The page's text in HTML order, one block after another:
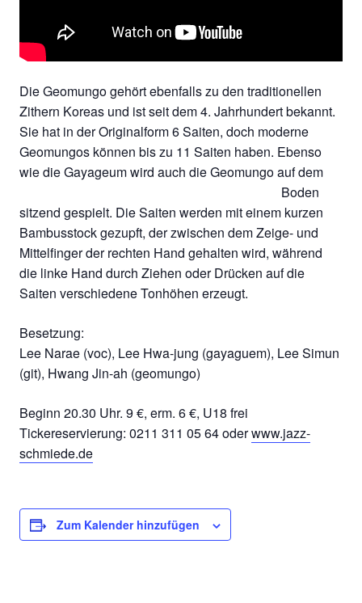
Die Geomungo gehört ebenfalls zu den traditionellen
Zithern Koreas und ist seit dem 4. Jahrhundert bekannt.
Sie hat in der Originalform 6 Saiten, doch moderne
Geomungos können bis zu 11 Saiten haben. Ebenso
wie die Gayageum wird auch die Geomungo auf dem
Boden
sitzend gespielt. Die Saiten werden mit einem kurzen
Bambusstock gezupft, der zwischen dem Zeige- und
Mittelfinger der rechten Hand gehalten wird, während
die linke Hand durch Ziehen oder Drücken auf die
Saiten verschiedene Tonhöhen erzeugt.
Besetzung:
Lee Narae (voc), Lee Hwa-jung (gayaguem), Lee Simun
(git), Hwang Jin-ah (geomungo)
Beginn 20.30 Uhr. 9 €, erm. 6 €, U18 frei
Tickereservierung: 0211 311 05 64 oderwww.jazz-
schmiede.de
Zum Kalender hinzufügen